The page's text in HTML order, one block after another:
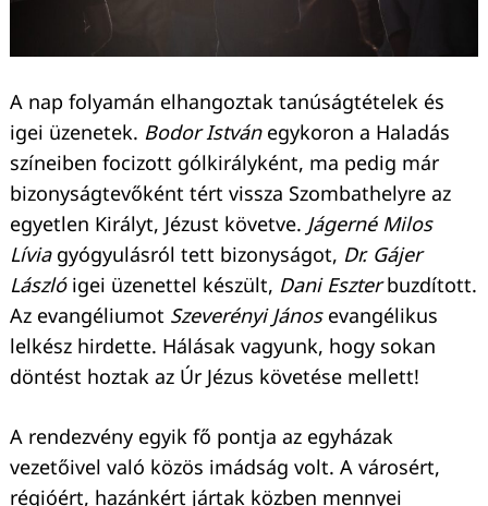
A nap folyamán elhangoztak tanúságtételek és
igei üzenetek. Bodor Istvánegykoron a Haladás
színeiben focizott gólkirályként, ma pedig már
bizonyságtevőként tért vissza Szombathelyre az
egyetlen Királyt, Jézust követve. Jágerné Milos
Líviagyógyulásról tett bizonyságot, Dr. Gájer
Lászlóigei üzenettel készült, Dani Eszterbuzdított.
Az evangéliumot Szeverényi Jánosevangélikus
lelkész hirdette. Hálásak vagyunk, hogy sokan
döntést hoztak az Úr Jézus követése mellett!
A rendezvény egyik fő pontja az egyházak
vezetőivel való közös imádság volt. A városért,
régióért, hazánkért jártak közben mennyei
Keresés: